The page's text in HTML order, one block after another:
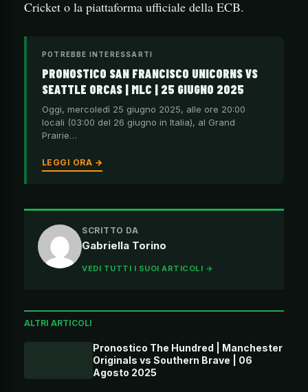
Cricket o la piattaforma ufficiale della ECB.
POTREBBE INTERESSARTI
PRONOSTICO SAN FRANCISCO UNICORNS VS
SEATTLE ORCAS | MLC | 25 GIUGNO 2025
Oggi, mercoledì 25 giugno 2025, alle ore 20:00
locali (03:00 del 26 giugno in Italia), al Grand
Prairie…
LEGGI ORA →
SCRITTO DA
Gabriella Torino
VEDI TUTTI I SUOI ARTICOLI →
ALTRI ARTICOLI
Pronostico The Hundred | Manchester
Originals vs Southern Brave | 06
Agosto 2025